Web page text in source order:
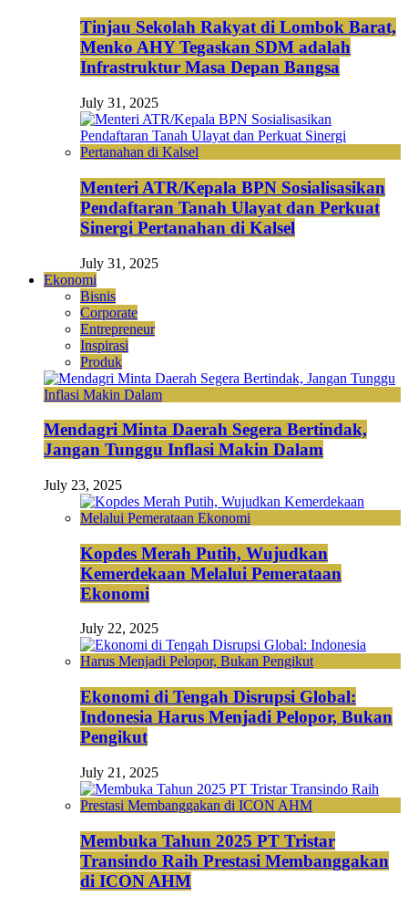
Tinjau Sekolah Rakyat di Lombok Barat,
Menko AHY Tegaskan SDM adalah
Infrastruktur Masa Depan Bangsa
July 31, 2025
Menteri ATR/Kepala BPN Sosialisasikan
Pendaftaran Tanah Ulayat dan Perkuat
Sinergi Pertanahan di Kalsel
July 31, 2025
Ekonomi
Bisnis
Corporate
Entrepreneur
Inspirasi
Produk
Mendagri Minta Daerah Segera Bertindak,
Jangan Tunggu Inflasi Makin Dalam
July 23, 2025
Kopdes Merah Putih, Wujudkan
Kemerdekaan Melalui Pemerataan
Ekonomi
July 22, 2025
Ekonomi di Tengah Disrupsi Global:
Indonesia Harus Menjadi Pelopor, Bukan
Pengikut
July 21, 2025
Membuka Tahun 2025 PT Tristar
Transindo Raih Prestasi Membanggakan
di ICON AHM